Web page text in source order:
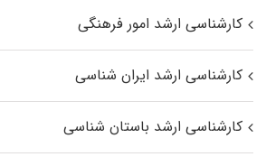
کارشناسی ارشد امور فرهنگی
کارشناسی ارشد ایران شناسی
کارشناسی ارشد باستان شناسی